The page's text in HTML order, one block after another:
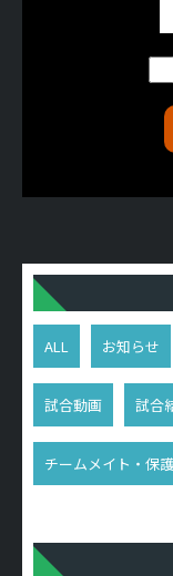
ALL お知らせ
試合動画 試合
チームメイト・保